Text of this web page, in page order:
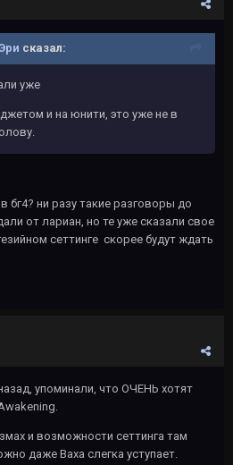
сказал:
уже
и на юнити, это уже не в
бг4? ни разу такие разговоры до
от лариан, но те уже сказали свое
сеттинге скорее будут ждать
упоминали, что ОЧЕНЬ хотят
и возможности сеттинга там
даже Ваха слегка уступает.